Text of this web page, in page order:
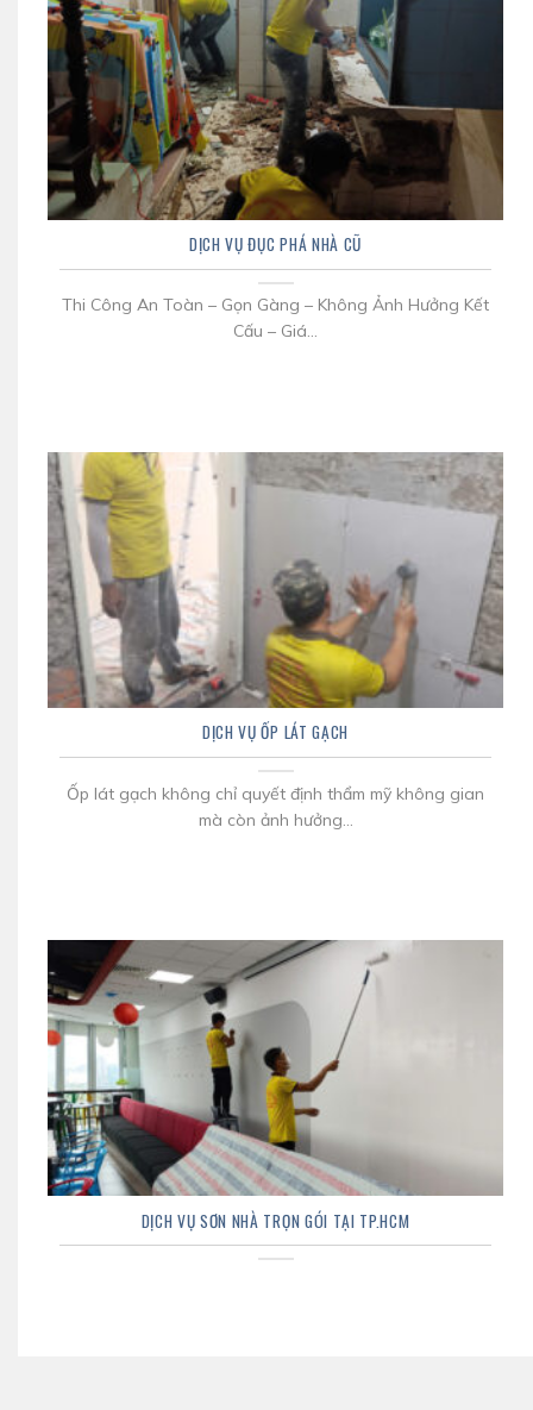
DỊCH VỤ ĐỤC PHÁ NHÀ CŨ
Thi Công An Toàn – Gọn Gàng – Không Ảnh Hưởng Kết
Cấu – Giá...
DỊCH VỤ ỐP LÁT GẠCH
Ốp lát gạch không chỉ quyết định thẩm mỹ không gian
mà còn ảnh hưởng...
DỊCH VỤ SƠN NHÀ TRỌN GÓI TẠI TP.HCM